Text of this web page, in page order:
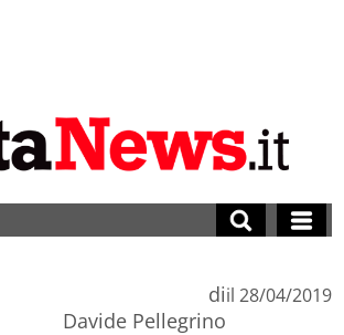
di
Davide Pellegrino
il 28/04/2019